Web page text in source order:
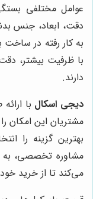
عوامل مختلفی
دقت، ابعاد، جنس
به کار رفته در
با ظرفیت بیشتر، دقت
دارند.
دیجی اسکال با
مشتریان این امکان
بهترین گزینه را
مشاوره تخصصی، به
می‌کند تا از خرید